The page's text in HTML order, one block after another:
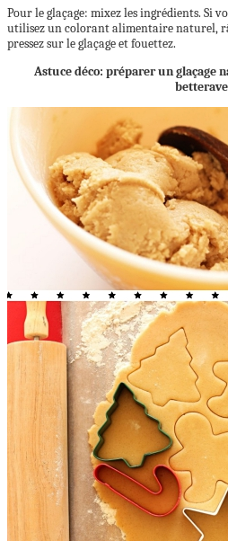
Pour le glaçage: mixez les ingrédients. Si
utilisez un colorant alimentaire naturel,
pressez sur le glaçage et fouettez.
Astuce déco: préparer un glaçage
betterave